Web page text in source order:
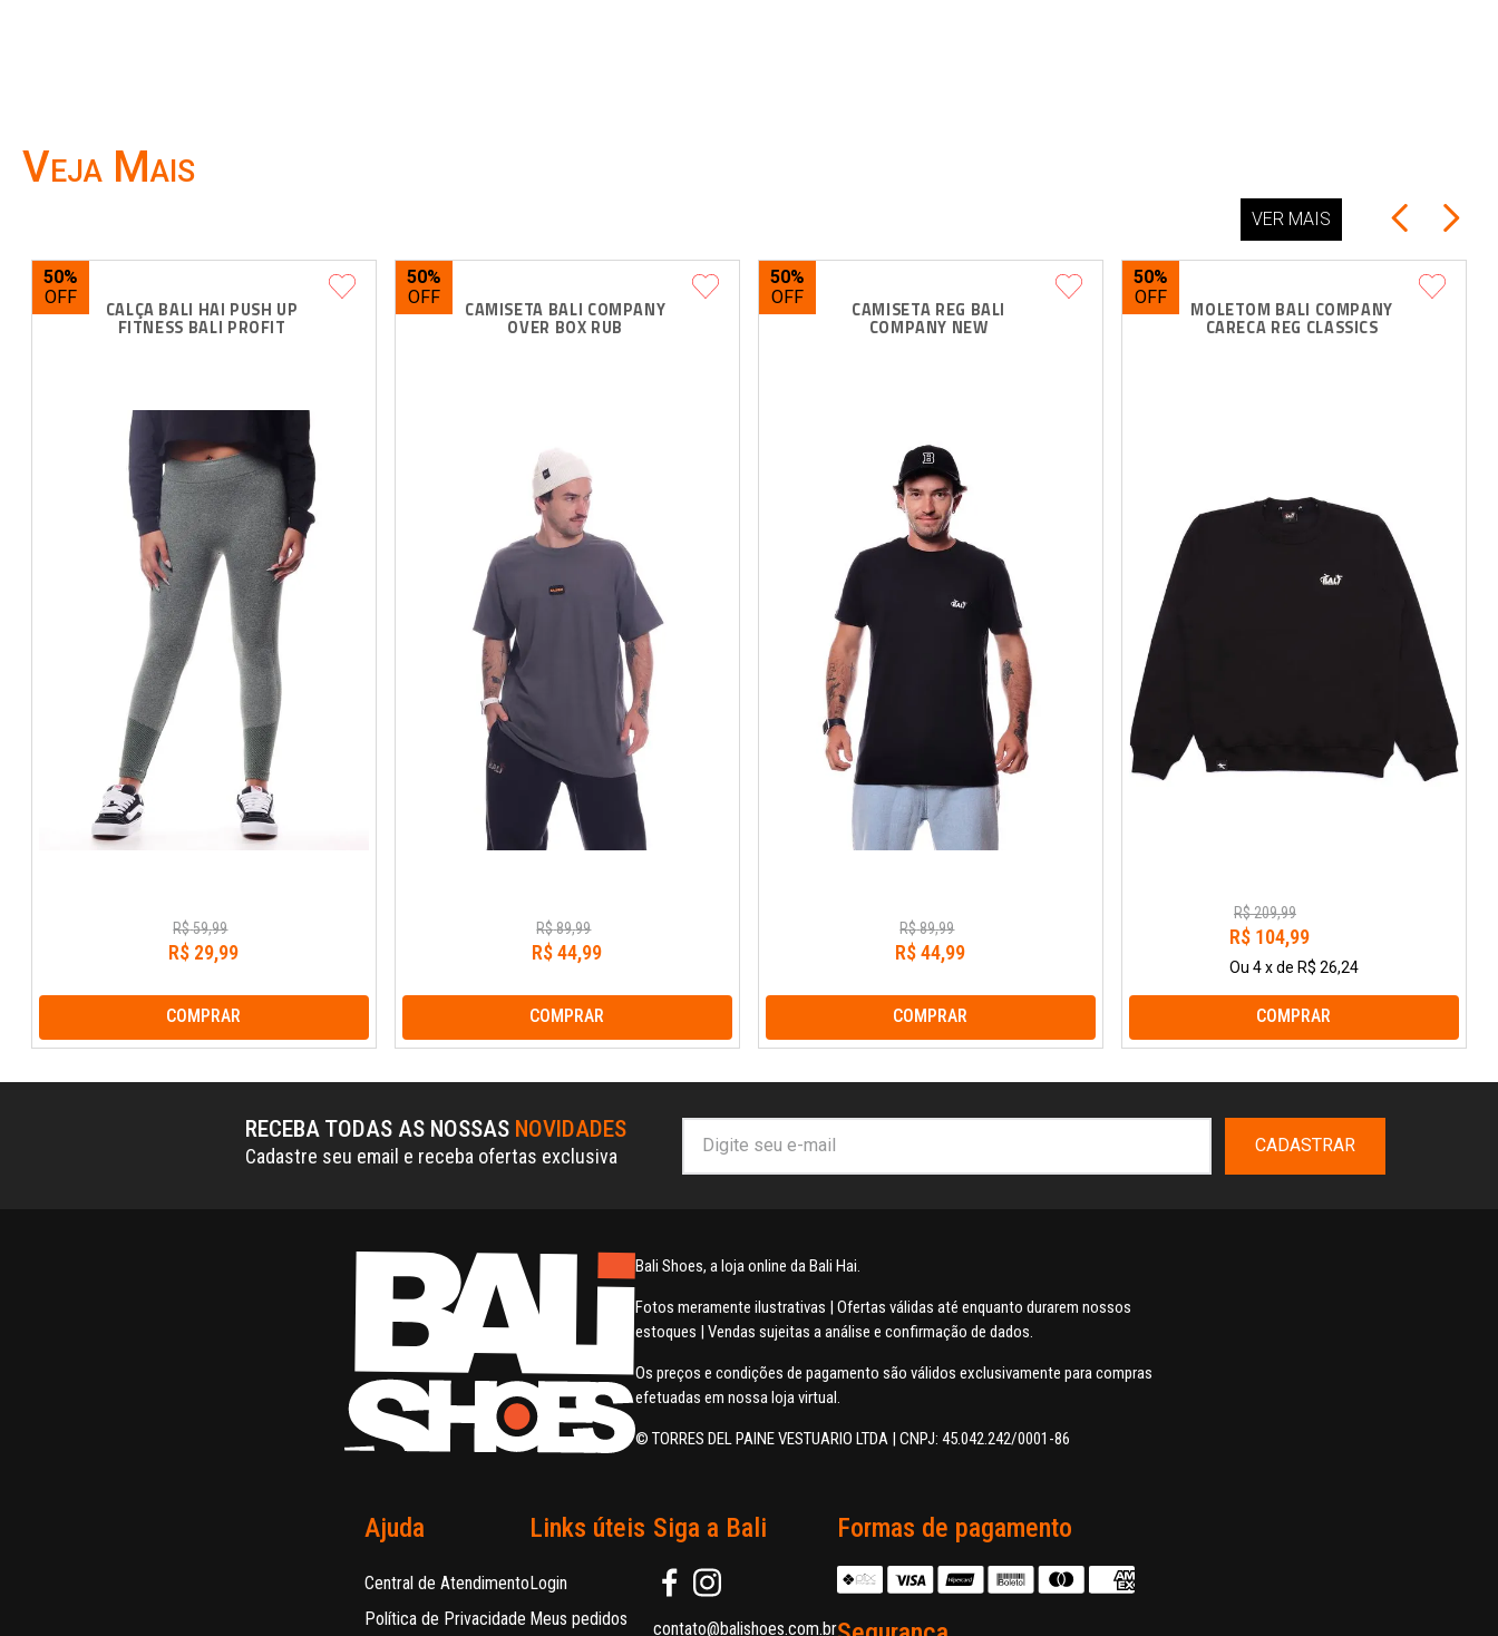
Veja Mais
VER MAIS
CALÇA BALI HAI PUSH UP
FITNESS BALI PROFIT
50%
R$59,99
R$ 29,99
COMPRAR
CAMISETA BALI COMPANY
OVER BOX RUB
50%
R$89,99
R$ 44,99
COMPRAR
CAMISETA REG BALI
COMPANY NEW
50%
R$89,99
R$ 44,99
COMPRAR
MOLETOM BALI COMPANY
CARECA REG CLASSICS
50%
R$209,99
R$ 104,99
Ou 4xde R$ 26,24
COMPRAR
RECEBA TODAS AS NOSSAS NOVIDADES
Cadastre seu email e receba ofertas exclusiva CADASTRAR
Bali Shoes, a loja online da Bali Hai.
Fotos meramente ilustrativas | Ofertas válidas até enquanto durarem nossos
estoques | Vendas sujeitas a análise e confirmação de dados.
Os preços e condições de pagamento são válidos exclusivamente para compras
efetuadas em nossa loja virtual.
© TORRES DEL PAINE VESTUARIO LTDA | CNPJ: 45.042.242/0001-86
Ajuda
Central de Atendimento
Política de Privacidade
Links úteis
Login
Meus pedidos
Siga a Bali
contato@balishoes.com.br
Formas de pagamento